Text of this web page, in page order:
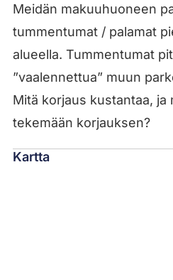
Meidän makuuhuoneen
tummentumat / palamat
alueella. Tummentumat
”vaalennettua” muun
Mitä korjaus kustantaa, ja
tekemään korjauksen?
Kartta